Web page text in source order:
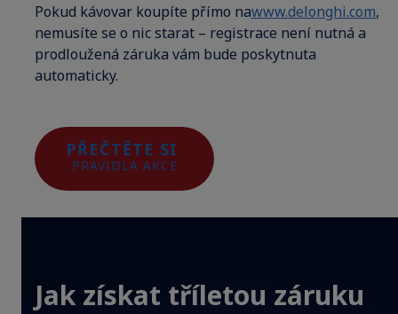
Pokud kávovar koupíte přímo nawww.delonghi.com,
nemusíte se o nic starat – registrace není nutná a
prodloužená záruka vám bude poskytnuta
automaticky.
PŘEČTĚTE SI
PRAVIDLA AKCE
Jak získat tříletou záruku